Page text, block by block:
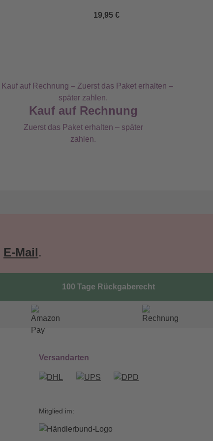
19,95 €
Kauf auf Rechnung
Zuerst das Paket erhalten – später
zahlen.
E-Mail.
100 Tage Rückgaberecht
Versandarten
Mitglied im: